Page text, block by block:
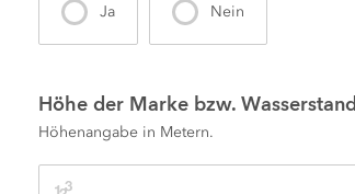
Ja Nein
Höhe der Marke bzw. Wasserstand
Höhenangabe in Metern.